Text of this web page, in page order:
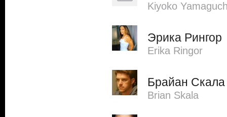
Kiyoko
Эрика Рингор
Erika Ringor
Брайан Скала
Brian Skala